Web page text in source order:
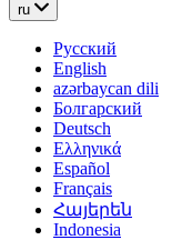
ru
Русский
English
azərbaycan dili
Болгарский
Deutsch
Ελληνικά
Español
Français
Հայերեն
Indonesia